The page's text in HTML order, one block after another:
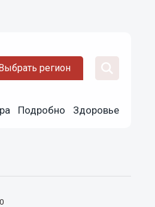
регион
Подробно Здоровье